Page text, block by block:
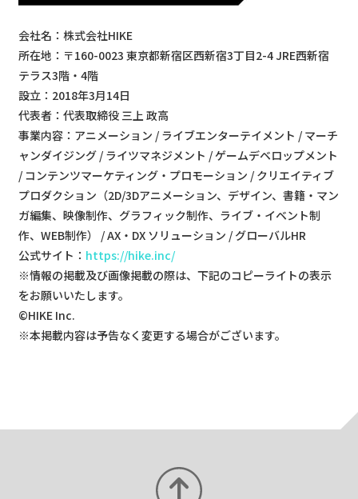
会社名：株式会社HIKE
所在地：〒160-0023 東京都新宿区西新宿3丁目2-4 JRE西新宿
テラス3階・4階
設立：2018年3月14日
代表者：代表取締役 三上 政高
事業内容：アニメーション / ライブエンターテイメント / マーチ
ャンダイジング / ライツマネジメント / ゲームデベロップメント
/ コンテンツマーケティング・プロモーション / クリエイティブ
プロダクション（2D/3Dアニメーション、デザイン、書籍・マン
ガ編集、映像制作、グラフィック制作、ライブ・イベント制
作、WEB制作） / AX・DX ソリューション / グローバルHR
公式サイト： https://hike.inc/
※情報の掲載及び画像掲載の際は、下記のコピーライトの表示
をお願いいたします。​
©HIKE Inc.
※本掲載内容は予告なく変更する場合がございます。